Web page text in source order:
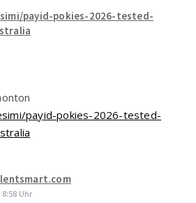
payid-pokies-2026-tested-
payid-pokies-2026-tested-
Uhr